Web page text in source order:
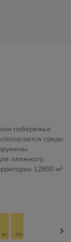
побережье
среди
пляжного
12800 м²
вс пн